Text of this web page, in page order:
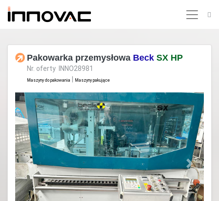
Pakowarka przemysłowa Beck SX HP
Nr. oferty INNO28981
Maszyny do pakowania Maszyny pakujące
Previous Next